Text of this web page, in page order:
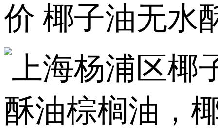
价 椰子油无水